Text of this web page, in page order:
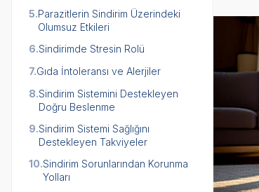
5.Parazitlerin Sindirim Üzerindeki
Olumsuz Etkileri
6.Sindirimde Stresin Rolü
7.Gıda İntoleransı ve Alerjiler
8.Sindirim Sistemini Destekleyen
Doğru Beslenme
9.Sindirim Sistemi Sağlığını
Destekleyen Takviyeler
10.Sindirim Sorunlarından Korunma
Yolları